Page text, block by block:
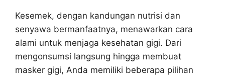
Kesemek, dengan kandungan nutrisi dan
senyawa bermanfaatnya, menawarkan cara
alami untuk menjaga kesehatan gigi. Dari
mengonsumsi langsung hingga membuat
masker gigi, Anda memiliki beberapa pilihan